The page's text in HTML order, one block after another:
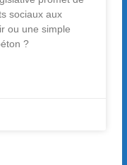
sociaux aux
ou une simple
?